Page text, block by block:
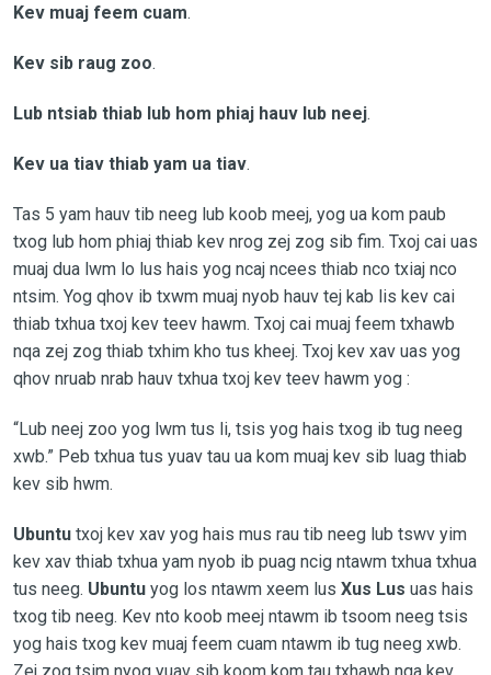
Kev muaj feem cuam.
Kev sib raug zoo.
Lub ntsiab thiab lub hom phiaj hauv lub neej.
Kev ua tiav thiab yam ua tiav.
Tas 5 yam hauv tib neeg lub koob meej, yog ua kom paub
txog lub hom phiaj thiab kev nrog zej zog sib fim. Txoj cai uas
muaj dua lwm lo lus hais yog ncaj ncees thiab nco txiaj nco
ntsim. Yog qhov ib txwm muaj nyob hauv tej kab lis kev cai
thiab txhua txoj kev teev hawm. Txoj cai muaj feem txhawb
nqa zej zog thiab txhim kho tus kheej. Txoj kev xav uas yog
qhov nruab nrab hauv txhua txoj kev teev hawm yog :
“Lub neej zoo yog lwm tus li, tsis yog hais txog ib tug neeg
xwb.” Peb txhua tus yuav tau ua kom muaj kev sib luag thiab
kev sib hwm.
Ubuntutxoj kev xav yog hais mus rau tib neeg lub tswv yim
kev xav thiab txhua yam nyob ib puag ncig ntawm txhua txhua
tus neeg. Ubuntuyog los ntawm xeem lus Xus Lus uas hais
txog tib neeg. Kev nto koob meej ntawm ib tsoom neeg tsis
yog hais txog kev muaj feem cuam ntawm ib tug neeg xwb.